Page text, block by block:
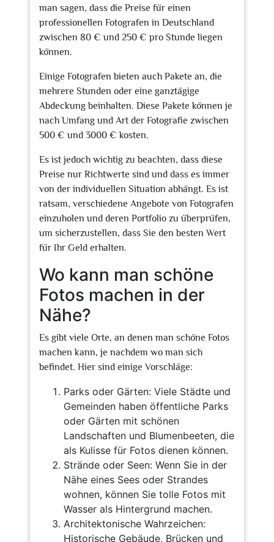
man sagen, dass die Preise für einen
professionellen Fotografen in Deutschland
zwischen 80 € und 250 € pro Stunde liegen
können.
Einige Fotografen bieten auch Pakete an, die
mehrere Stunden oder eine ganztägige
Abdeckung beinhalten. Diese Pakete können je
nach Umfang und Art der Fotografie zwischen
500 € und 3000 € kosten.
Es ist jedoch wichtig zu beachten, dass diese
Preise nur Richtwerte sind und dass es immer
von der individuellen Situation abhängt. Es ist
ratsam, verschiedene Angebote von Fotografen
einzuholen und deren Portfolio zu überprüfen,
um sicherzustellen, dass Sie den besten Wert
für Ihr Geld erhalten.
Wo kann man schöne
Fotos machen in der
Nähe?
Es gibt viele Orte, an denen man schöne Fotos
machen kann, je nachdem wo man sich
befindet. Hier sind einige Vorschläge:
Parks oder Gärten: Viele Städte und
Gemeinden haben öffentliche Parks
oder Gärten mit schönen
Landschaften und Blumenbeeten, die
als Kulisse für Fotos dienen können.
Strände oder Seen: Wenn Sie in der
Nähe eines Sees oder Strandes
wohnen, können Sie tolle Fotos mit
Wasser als Hintergrund machen.
Architektonische Wahrzeichen:
Historische Gebäude, Brücken und